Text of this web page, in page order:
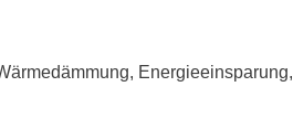
Energieeinsparung,